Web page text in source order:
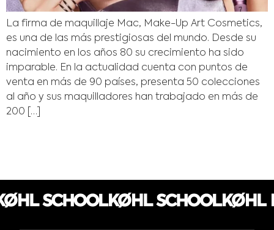
La firma de maquillaje Mac, Make-Up Art Cosmetics,
es una de las más prestigiosas del mundo. Desde su
nacimiento en los años 80 su crecimiento ha sido
imparable. En la actualidad cuenta con puntos de
venta en más de 90 países, presenta 50 colecciones
al año y sus maquilladores han trabajado en más de
200 […]